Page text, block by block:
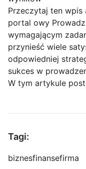
Przeczytaj ten
portal owy
wymagającym
przynieść wiele
odpowiedniej
sukces w
W tym artykule
Tagi:
biznesfinansefirma